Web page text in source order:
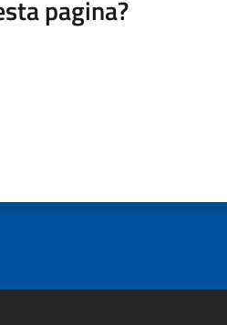
pagina?